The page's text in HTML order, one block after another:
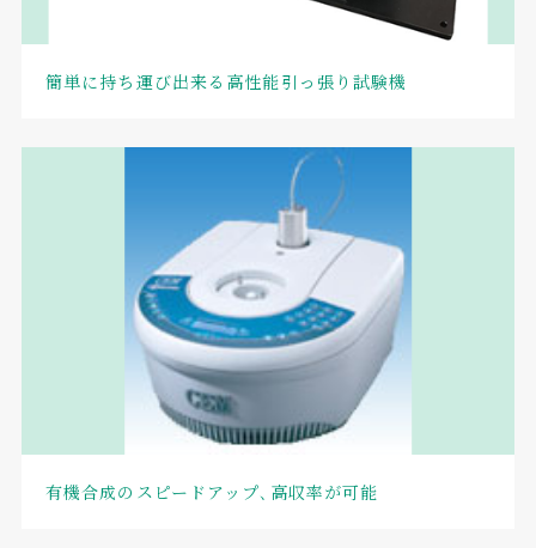
簡単に持ち運び出来る高性能引っ張り試験機
有機合成のスピードアップ､高収率が可能